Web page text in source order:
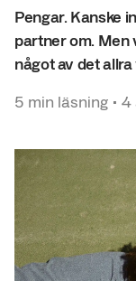
Pengar. Kanske
partner om. Men
något av det
5 min läsning • 4